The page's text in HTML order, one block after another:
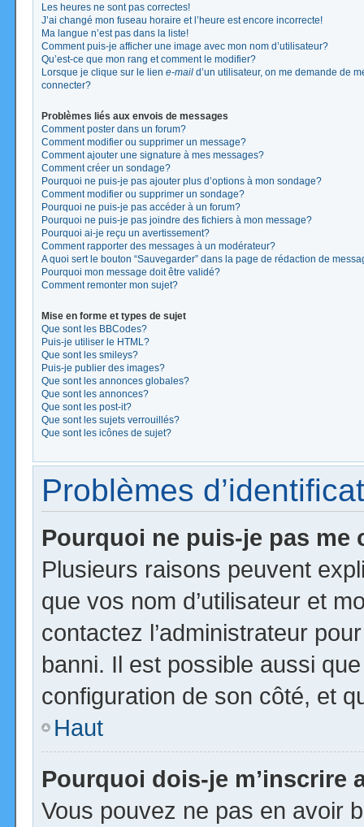
Les heures ne sont pas correctes!
J’ai changé mon fuseau horaire et l’heure est encore incorrecte!
Ma langue n’est pas dans la liste!
Comment puis-je afficher une image avec mon nom d’utilisateur?
Qu’est-ce que mon rang et comment le modifier?
Lorsque je clique sur le lien e-mail d’un utilisateur, on me demande de
connecter?
Problèmes liés aux envois de messages
Comment poster dans un forum?
Comment modifier ou supprimer un message?
Comment ajouter une signature à mes messages?
Comment créer un sondage?
Pourquoi ne puis-je pas ajouter plus d’options à mon sondage?
Comment modifier ou supprimer un sondage?
Pourquoi ne puis-je pas accéder à un forum?
Pourquoi ne puis-je pas joindre des fichiers à mon message?
Pourquoi ai-je reçu un avertissement?
Comment rapporter des messages à un modérateur?
A quoi sert le bouton “Sauvegarder” dans la page de rédaction de
Pourquoi mon message doit être validé?
Comment remonter mon sujet?
Mise en forme et types de sujet
Que sont les BBCodes?
Puis-je utiliser le HTML?
Que sont les smileys?
Puis-je publier des images?
Que sont les annonces globales?
Que sont les annonces?
Que sont les post-it?
Que sont les sujets verrouillés?
Que sont les icônes de sujet?
Problèmes
Pourquoi ne puis-je pas me
Plusieurs raisons peuvent
que vos nom d’utilisateur et
contactez l’administrateur
banni. Il est possible aussi
configuration de son côté, et
Haut
Pourquoi dois-je m’inscrire
Vous pouvez ne pas en avoir